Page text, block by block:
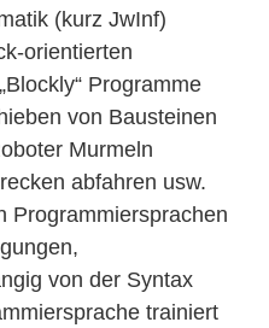
(kurz JwInf)
orientierten
Programme
von Bausteinen
Murmeln
abfahren usw.
Programmiersprachen
von der Syntax
trainiert